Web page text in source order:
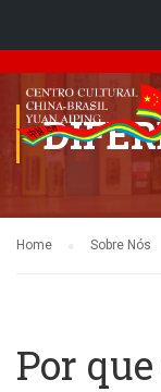
Home Sobre Nós
Por